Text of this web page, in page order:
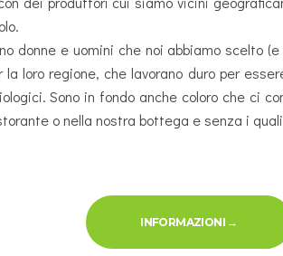
donne e uomini che noi abbiamo scelto
la loro regione, che lavorano duro per
Sono in fondo anche coloro che ci
o nella nostra bottega e senza i
INFORMAZIONI«→